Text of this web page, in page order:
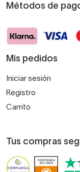
Métodos de
Mis pedidos
Iniciar sesión
Registro
Carrito
Tus compras